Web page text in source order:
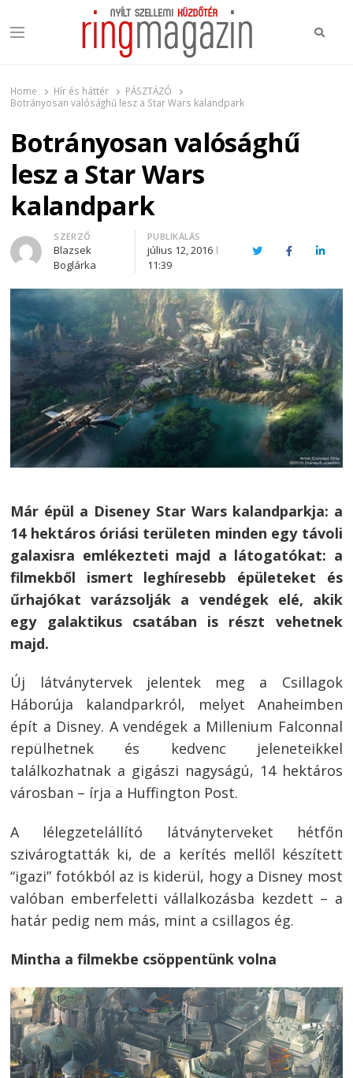
Menu
Home Hír és háttér
PÁSZTÁZÓ
Botrányosan valósághű lesz a Star Wars kalandpark
Botrányosan valósághű
lesz a Star Wars
kalandpark
Author
SZERZŐ
Blazsek
Boglárka
PUBLIKÁLÁS
július 12, 2016
11:39
TwitterFacebook
Már épül a Diseney Star Wars kalandparkja: a
14 hektáros óriási területen minden egy távoli
galaxisra emlékezteti majd a látogatókat: a
filmekből ismert leghíresebb épületeket és
űrhajókat varázsolják a vendégek elé, akik
egy galaktikus csatában is részt vehetnek
majd.
Új látványtervek jelentek meg a Csillagok
Háborúja kalandparkról, melyet Anaheimben
épít a Disney. A vendégek a Millenium Falconnal
repülhetnek és kedvenc jeleneteikkel
találkozhatnak a gigászi nagyságú, 14 hektáros
városban – írja a Huffington Post.
A lélegzetelállító látványterveket hétfőn
szivárogtatták ki, de a kerítés mellől készített
“igazi” fotókból az is kiderül, hogy a Disney most
valóban emberfeletti vállalkozásba kezdett – a
határ pedig nem más, mint a csillagos ég.
Mintha a filmekbe csöppentünk volna